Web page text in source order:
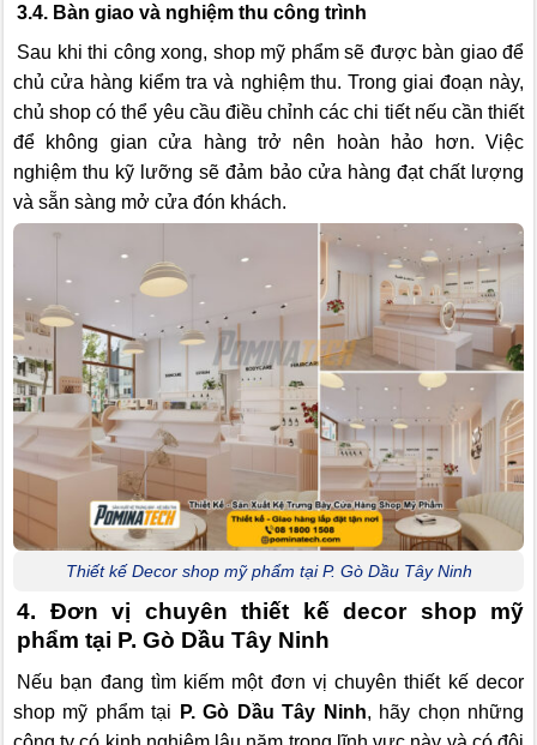
3.4. Bàn giao và nghiệm thu công trình
Sau khi thi công xong, shop mỹ phẩm sẽ được bàn giao để
chủ cửa hàng kiểm tra và nghiệm thu. Trong giai đoạn này,
chủ shop có thể yêu cầu điều chỉnh các chi tiết nếu cần thiết
để không gian cửa hàng trở nên hoàn hảo hơn. Việc
nghiệm thu kỹ lưỡng sẽ đảm bảo cửa hàng đạt chất lượng
và sẵn sàng mở cửa đón khách.
Thiết kế Decor shop mỹ phẩm tại P. Gò Dầu Tây Ninh
4. Đơn vị chuyên thiết kế decor shop mỹ
phẩm tại P. Gò Dầu Tây Ninh
Nếu bạn đang tìm kiếm một đơn vị chuyên thiết kế decor
shop mỹ phẩm tại
P. Gò Dầu Tây Ninh, hãy chọn những